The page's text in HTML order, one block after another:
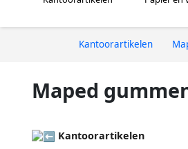
Kantoorartikelen
Maped
Kantoorartikelen